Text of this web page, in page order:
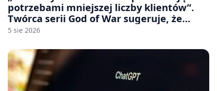
potrzebami mniejszej liczby klientów”.
Twórca serii God of War sugeruje, że
rozumie, dlaczego Sony rezygnuje z gier
5 sie 2026